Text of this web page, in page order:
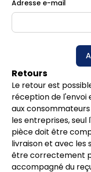
Adresse e-mail
Retours
Le retour est
réception de l'envoi
aux
les entreprises, seul
pièce doit être
livraison et avec les
être correctement
accompagné du